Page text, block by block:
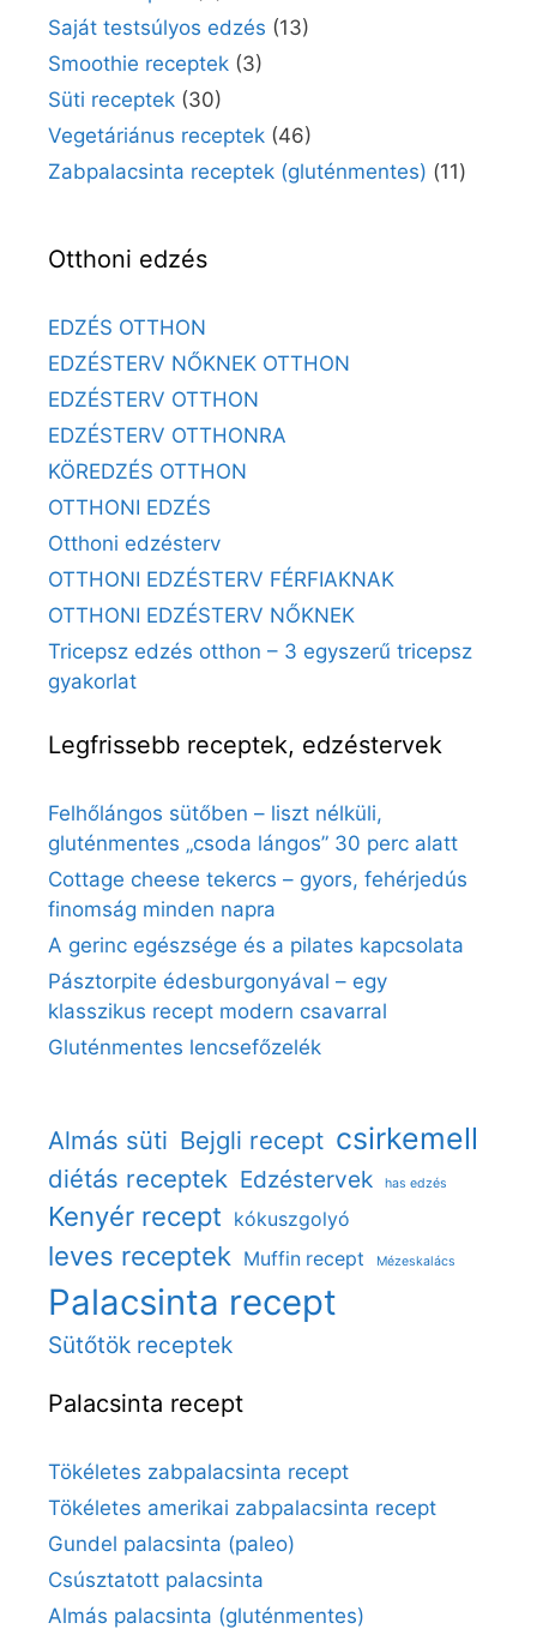
Saját testsúlyos edzés (13)
Smoothie receptek (3)
Süti receptek (30)
Vegetáriánus receptek (46)
Zabpalacsinta receptek (gluténmentes) (11)
Otthoni edzés
EDZÉS OTTHON
EDZÉSTERV NŐKNEK OTTHON
EDZÉSTERV OTTHON
EDZÉSTERV OTTHONRA
KÖREDZÉS OTTHON
OTTHONI EDZÉS
Otthoni edzésterv
OTTHONI EDZÉSTERV FÉRFIAKNAK
OTTHONI EDZÉSTERV NŐKNEK
Tricepsz edzés otthon – 3 egyszerű tricepsz
gyakorlat
Legfrissebb receptek, edzéstervek
Felhőlángos sütőben – liszt nélküli,
gluténmentes „csoda lángos” 30 perc alatt
Cottage cheese tekercs – gyors, fehérjedús
finomság minden napra
A gerinc egészsége és a pilates kapcsolata
Pásztorpite édesburgonyával – egy
klasszikus recept modern csavarral
Gluténmentes lencsefőzelék
Almás süti Bejgli recept csirkemell
diétás receptek Edzéstervek has edzés
Kenyér recept kókuszgolyó
leves receptek Muffin recept Mézeskalács
Palacsinta recept
Sütőtök receptek
Palacsinta recept
Tökéletes zabpalacsinta recept
Tökéletes amerikai zabpalacsinta recept
Gundel palacsinta (paleo)
Csúsztatott palacsinta
Almás palacsinta (gluténmentes)